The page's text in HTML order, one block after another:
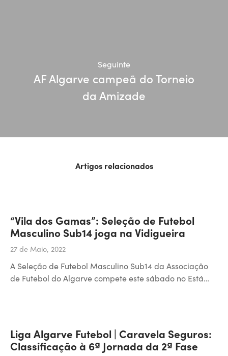
Seguinte
AF Algarve campeã do Torneio
da Amizade
Artigos relacionados
“Vila dos Gamas”: Seleção de Futebol
Masculino Sub14 joga na Vidigueira
27 de Maio, 2022
A Seleção de Futebol Masculino Sub14 da Associação
de Futebol do Algarve compete este sábado no Está…
Liga Algarve Futebol | Caravela Seguros:
Classificação à 6ª Jornada da 2ª Fase